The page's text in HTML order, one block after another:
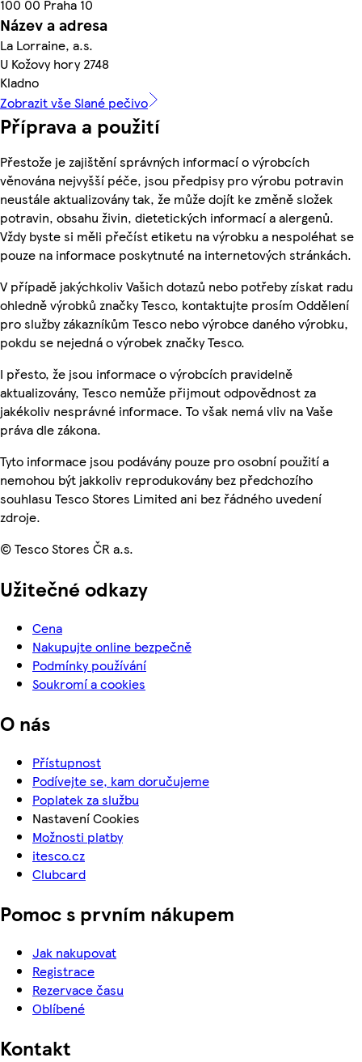
100 00 Praha 10
Název a adresa
La Lorraine, a.s.
U Kožovy hory 2748
Kladno
Zobrazit vše Slané pečivo
Příprava a použití
Přestože je zajištění správných informací o výrobcích
věnována nejvyšší péče, jsou předpisy pro výrobu potravin
neustále aktualizovány tak, že může dojít ke změně složek
potravin, obsahu živin, dietetických informací a alergenů.
Vždy byste si měli přečíst etiketu na výrobku a nespoléhat se
pouze na informace poskytnuté na internetových stránkách.
V případě jakýchkoliv Vašich dotazů nebo potřeby získat radu
ohledně výrobků značky Tesco, kontaktujte prosím Oddělení
pro služby zákazníkům Tesco nebo výrobce daného výrobku,
pokdu se nejedná o výrobek značky Tesco.
I přesto, že jsou informace o výrobcích pravidelně
aktualizovány, Tesco nemůže přijmout odpovědnost za
jakékoliv nesprávné informace. To však nemá vliv na Vaše
práva dle zákona.
Tyto informace jsou podávány pouze pro osobní použití a
nemohou být jakkoliv reprodukovány bez předchozího
souhlasu Tesco Stores Limited ani bez řádného uvedení
zdroje.
© Tesco Stores ČR a.s.
Užitečné odkazy
Cena
Nakupujte online bezpečně
Podmínky používání
Soukromí a cookies
O nás
Přístupnost
Podívejte se, kam doručujeme
Poplatek za službu
Nastavení Cookies
Možnosti platby
itesco.cz
Clubcard
Pomoc s prvním nákupem
Jak nakupovat
Registrace
Rezervace času
Oblíbené
Kontakt